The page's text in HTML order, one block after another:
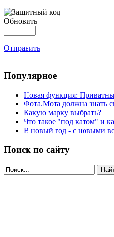
Обновить
Отправить
Популярное
Новая функция:
Фота.Мота должна знать
Какую марку выбрать?
Что такое "под катом" и
В новый год - с новыми
Поиск по сайту